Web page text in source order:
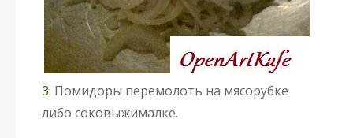
3. Помидоры перемолоть на мясорубке
либо соковыжималке.